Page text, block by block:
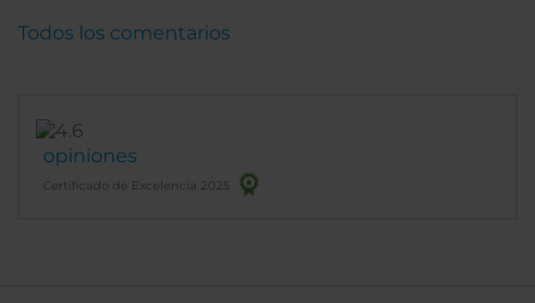
opiniones
Certificado de Excelencia 2025
Todos los comentarios